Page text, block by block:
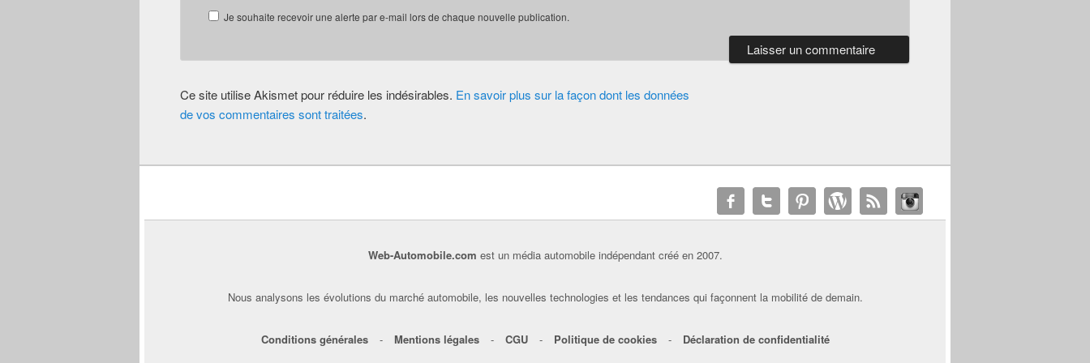
Je souhaite recevoir une alerte par e-mail lors de chaque nouvelle publication.
Ce site utilise Akismet pour réduire les indésirables. En savoir plus sur la façon dont les données
de vos commentaires sont traitées.
Web-Automobile.com est un média automobile indépendant créé en 2007.
Nous analysons les évolutions du marché automobile, les nouvelles technologies et les tendances qui façonnent la mobilité de demain.
Conditions générales - Mentions légales - CGU - Politique de cookies - Déclaration de confidentialité